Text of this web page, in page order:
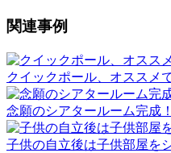
関連事例
クイックポール、オススメ
念願のシアタールーム完成
子供の自立後は子供部屋を